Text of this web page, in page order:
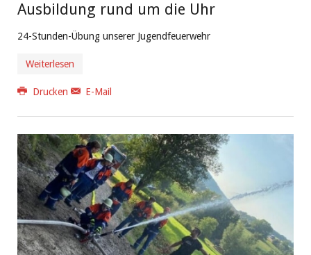
Ausbildung rund um die Uhr
24-Stunden-Übung unserer Jugendfeuerwehr
Weiterlesen
Drucken E-Mail